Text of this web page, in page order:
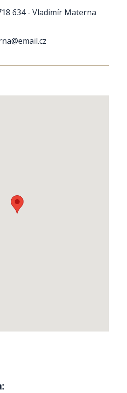
634 - Vladimír Materna